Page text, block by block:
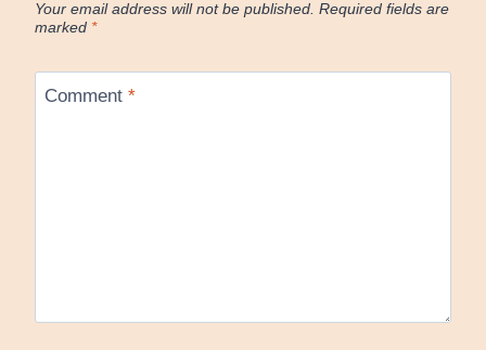
Your email address will not be published. Required fields are
marked *
Comment *